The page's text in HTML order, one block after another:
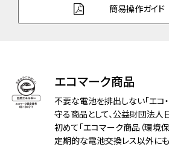
5気圧防水
デザイン特徴 白蝶貝文字板
充電残量表示
充電警告機能
簡易操作ガイド
エコマーク商品
不要な電池を排出しない「エコ
守る商品として、公益財団法
初めて「エコマーク商品（環境保
定期的な電池交換レス以外に